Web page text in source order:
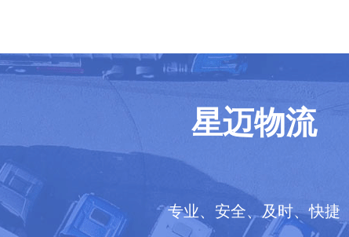
星迈物流
专业、安全、及时、快捷